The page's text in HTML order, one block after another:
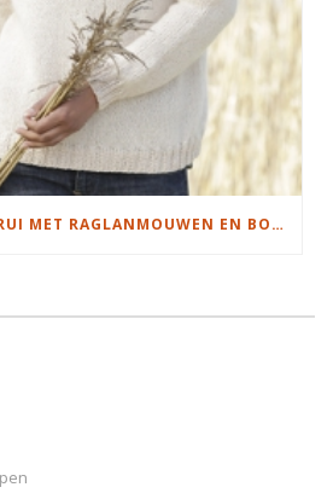
GEBREIDE DAMESTRUI MET RAGLANMOUWEN EN BOORDSTEEK